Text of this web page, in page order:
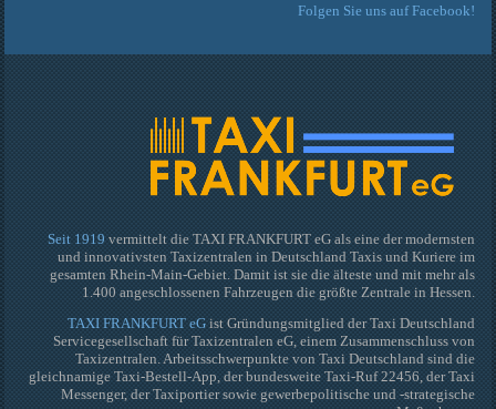
Folgen Sie uns auf Facebook!
Seit 1919 vermittelt die TAXI FRANKFURT eG als eine der modernsten
und innovativsten Taxizentralen in Deutschland Taxis und Kuriere im
gesamten Rhein-Main-Gebiet. Damit ist sie die älteste und mit mehr als
1.400 angeschlossenen Fahrzeugen die größte Zentrale in Hessen.
TAXI FRANKFURT eG ist Gründungsmitglied der Taxi Deutschland
Servicegesellschaft für Taxizentralen eG, einem Zusammenschluss von
Taxizentralen. Arbeitsschwerpunkte von Taxi Deutschland sind die
gleichnamige Taxi-Bestell-App, der bundesweite Taxi-Ruf 22456, der Taxi
Messenger, der Taxiportier sowie gewerbepolitische und -strategische